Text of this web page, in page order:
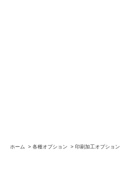
ホーム > 各種オプション > 印刷加工オプション